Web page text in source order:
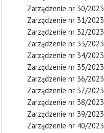
Zarządzenie nr 30/2023
Zarządzenie nr 31/2023
Zarządzenie nr 32/2023
Zarządzenie nr 33/2023
Zarządzenie nr 34/2023
Zarządzenie nr 35/2023
Zarządzenie nr 36/2023
Zarządzenie nr 37/2023
Zarządzenie nr 38/2023
Zarządzenie nr 39/2023
Zarządzenie nr 40/2023